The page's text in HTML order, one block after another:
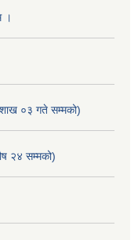
।
०३ गते सम्मको)
२४ सम्मको)